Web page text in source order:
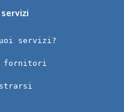
servizi?
fornitori